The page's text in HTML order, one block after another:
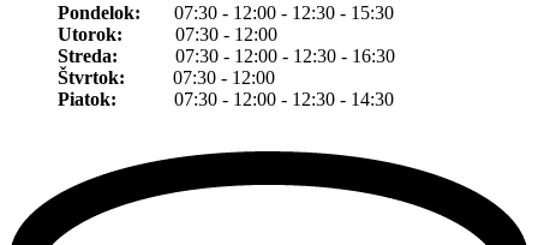
Pondelok: 07:30 - 12:00 - 12:30 - 15:30
Utorok: 07:30 - 12:00
Streda: 07:30 - 12:00 - 12:30 - 16:30
Štvrtok: 07:30 - 12:00
Piatok: 07:30 - 12:00 - 12:30 - 14:30